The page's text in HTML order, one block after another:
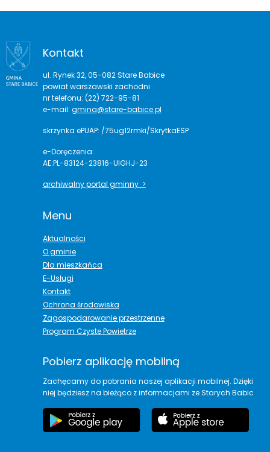
Kontakt
ul. Rynek 32, 05-082 Stare Babice
powiat warszawski zachodni
nr telefonu: (22) 722-95-81
e-mail: gmina@stare-babice.pl
skrzynka ePUAP: /75ug12rmki/SkrytkaESP
e-Doręczenia:
AE:PL-83124-23816-UIGHJ-23
archiwalny portal gminny >
Menu
Aktualności
O gminie
Dla mieszkańca
E-Usługi
Kontakt
Ochrona środowiska
Zagospodarowanie przestrzenne
Program Czyste Powietrze
Pobierz aplikację mobilną
Zachęcamy do pobrania naszej aplikacji mobilnej. Dzięki
niej będziesz na bieżąco z informacjami ze Starych Babic